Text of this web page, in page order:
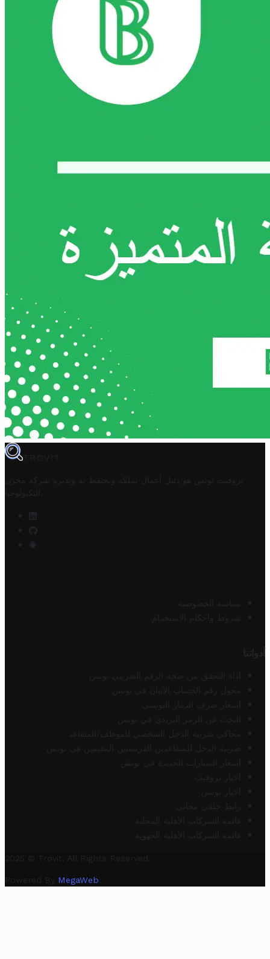
TROVIT
تروفيت تونس هو دليل أعمال تملكه وتحتفظ به وتديره
شركة مخزن
التكنولوجيا
سياسة الخصوصية
شروط وأحكام الاستخدام
أدواتنا
أداة التحقق من صحة الرقم الضريبي تونس
محول رقم الحساب الآيبان في تونس
أسعار صرف الدينار التونسي
البحث عن الرمز البريدي في تونس
محاكي ضريبة الدخل الشخصي للموظف/المتقاعد
ضريبة الدخل للمتقاعدين الفرنسيين المقيمين في تونس
أسعار السيارات الجديدة في تونس
أخبار تروفيت
أخبار تونس
رابط خلفي مجاني
قائمة الشركات الأهلية المحلية
قائمة الشركات الأهلية الجهوية
2025 © Trovit. All Rights Reserved.
Powered By MegaWeb